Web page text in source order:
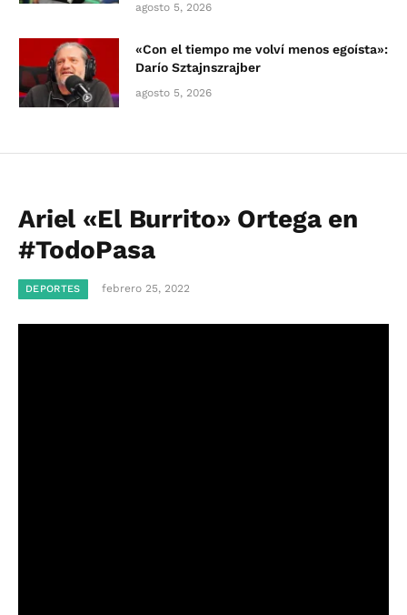
agosto 5, 2026
«Con el tiempo me volví menos egoísta»:
Darío Sztajnszrajber
agosto 5, 2026
Ariel «El Burrito» Ortega en
#TodoPasa
DEPORTES febrero 25, 2022